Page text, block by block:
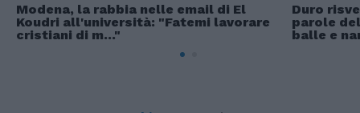
Modena, la rabbia nelle email di El
Koudri all'università: "Fatemi lavorare
cristiani di m..."
Duro
parole
balle e